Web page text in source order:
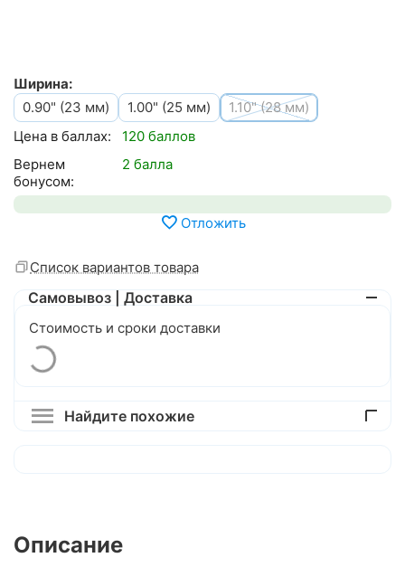
Ширина:
0.90" (23 мм)
1.00" (25 мм)
1.10" (28 мм)
Цена в баллах:
120 баллов
Вернем
бонусом:
2 балла
Отложить
Список вариантов товара
Самовывоз | Доставка
Стоимость и сроки доставки
Найдите похожие
Описание